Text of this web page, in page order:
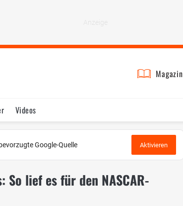
Magazin
Videos
Google-Quelle Aktivieren
So lief es für den NASCAR-